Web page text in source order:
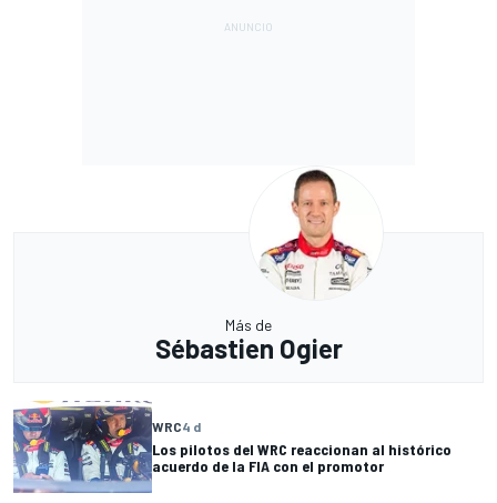
Más de
Sébastien Ogier
WRC4 d
Los pilotos del WRC reaccionan al histórico
acuerdo de la FIA con el promotor